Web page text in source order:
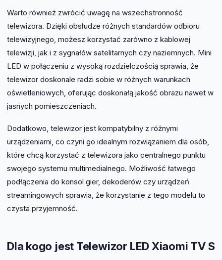
Warto również zwrócić uwagę na wszechstronność
telewizora. Dzięki obsłudze różnych standardów odbioru
telewizyjnego, możesz korzystać zarówno z kablowej
telewizji, jak i z sygnałów satelitarnych czy naziemnych. Mini
LED w połączeniu z wysoką rozdzielczością sprawia, że
telewizor doskonale radzi sobie w różnych warunkach
oświetleniowych, oferując doskonałą jakość obrazu nawet w
jasnych pomieszczeniach.
Dodatkowo, telewizor jest kompatybilny z różnymi
urządzeniami, co czyni go idealnym rozwiązaniem dla osób,
które chcą korzystać z telewizora jako centralnego punktu
swojego systemu multimedialnego. Możliwość łatwego
podłączenia do konsol gier, dekoderów czy urządzeń
streamingowych sprawia, że korzystanie z tego modelu to
czysta przyjemność.
Dla kogo jest Telewizor LED Xiaomi TV S